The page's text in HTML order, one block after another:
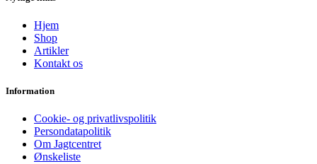
Hjem
Shop
Artikler
Kontakt os
Information
Cookie- og privatlivspolitik
Persondatapolitik
Om Jagtcentret
Ønskeliste